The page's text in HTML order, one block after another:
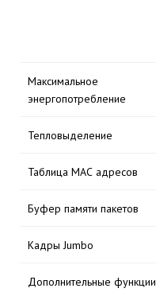
Максимальное
энергопотребление
Тепловыделение
Таблица МАС адресов
Буфер памяти пакетов
Кадры Jumbo
Дополнительные функции